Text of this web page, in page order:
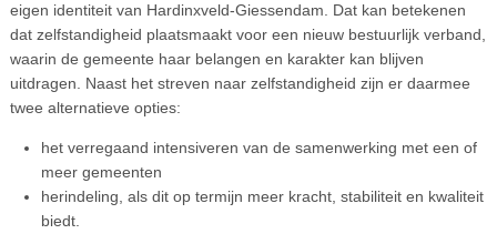
eigen identiteit van Hardinxveld-Giessendam. Dat kan betekenen
dat zelfstandigheid plaatsmaakt voor een nieuw bestuurlijk verband,
waarin de gemeente haar belangen en karakter kan blijven
uitdragen. Naast het streven naar zelfstandigheid zijn er daarmee
twee alternatieve opties:
het verregaand intensiveren van de samenwerking met een of
meer gemeenten
herindeling, als dit op termijn meer kracht, stabiliteit en kwaliteit
biedt.